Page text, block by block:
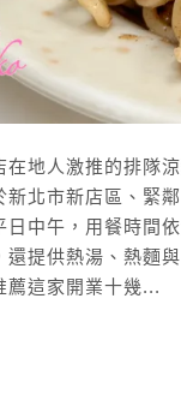
在地人激推的排隊
新北市新店區、緊
日中午，用餐時間
還提供熱湯、熱麵
薦這家開業十幾...